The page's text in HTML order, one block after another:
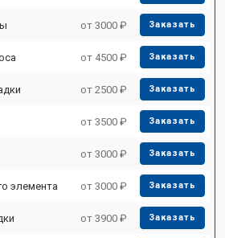
от 3000 ₽ Заказать
от 4500 ₽ Заказать
от 2500 ₽ Заказать
от 3500 ₽ Заказать
от 3000 ₽ Заказать
элемента от 3000 ₽ Заказать
от 3900 ₽ Заказать